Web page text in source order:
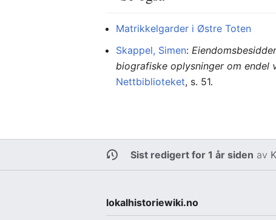
Matrikkelgarder i Østre Toten
Skappel, Simen:
biografiske oplysninger om
Nettbiblioteket, s. 51.
Sist redigert for 1 år siden av
lokalhistoriewiki.no